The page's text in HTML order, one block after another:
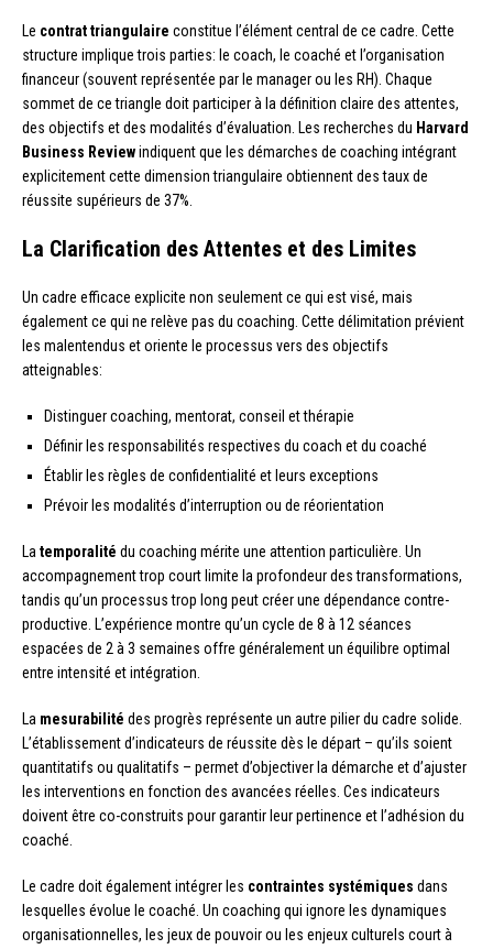
Le contrat triangulaire constitue l’élément central de ce cadre. Cette
structure implique trois parties: le coach, le coaché et l’organisation
financeur (souvent représentée par le manager ou les RH). Chaque
sommet de ce triangle doit participer à la définition claire des attentes,
des objectifs et des modalités d’évaluation. Les recherches du Harvard
Business Reviewindiquent que les démarches de coaching intégrant
explicitement cette dimension triangulaire obtiennent des taux de
réussite supérieurs de 37%.
La Clarification des Attentes et des Limites
Un cadre efficace explicite non seulement ce qui est visé, mais
également ce qui ne relève pas du coaching. Cette délimitation prévient
les malentendus et oriente le processus vers des objectifs
atteignables:
Distinguer coaching, mentorat, conseil et thérapie
Définir les responsabilités respectives du coach et du coaché
Établir les règles de confidentialité et leurs exceptions
Prévoir les modalités d’interruption ou de réorientation
La temporalité du coaching mérite une attention particulière. Un
accompagnement trop court limite la profondeur des transformations,
tandis qu’un processus trop long peut créer une dépendance contre-
productive. L’expérience montre qu’un cycle de 8 à 12 séances
espacées de 2 à 3 semaines offre généralement un équilibre optimal
entre intensité et intégration.
La mesurabilité des progrès représente un autre pilier du cadre solide.
L’établissement d’indicateurs de réussite dès le départ – qu’ils soient
quantitatifs ou qualitatifs – permet d’objectiver la démarche et d’ajuster
les interventions en fonction des avancées réelles. Ces indicateurs
doivent être co-construits pour garantir leur pertinence et l’adhésion du
coaché.
Le cadre doit également intégrer les contraintes systémiques dans
lesquelles évolue le coaché. Un coaching qui ignore les dynamiques
organisationnelles, les jeux de pouvoir ou les enjeux culturels court à